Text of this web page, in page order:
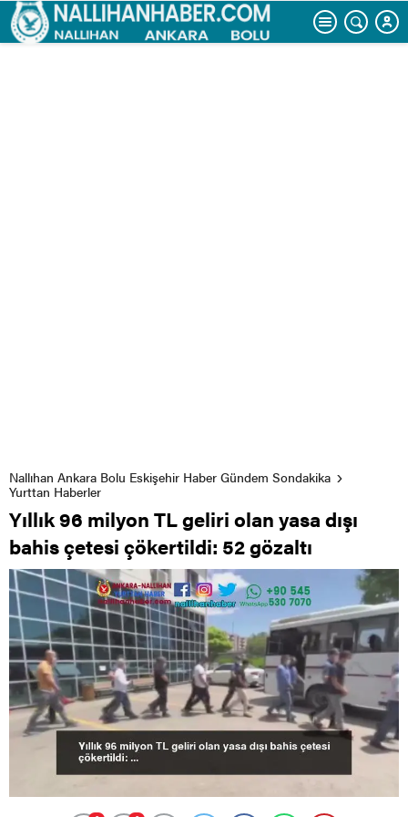
Nallıhan Ankara Bolu Eskişehir Haber Gündem Sondakika
Yurttan Haberler
Yıllık 96 milyon TL geliri olan yasa dışı
bahis çetesi çökertildi: 52 gözaltı